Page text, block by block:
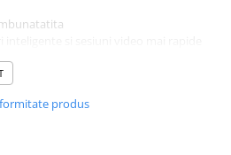
beneficii ale Internet Security:
utilizat, de care toata lumea are nevoie
produs